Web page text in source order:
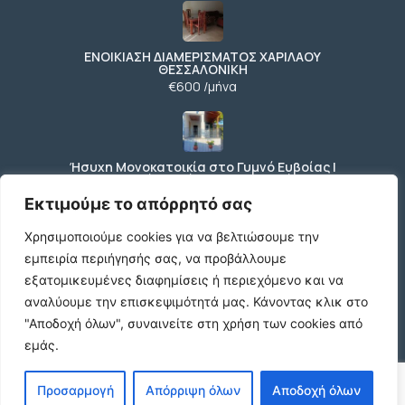
Εκτιμούμε το απόρρητό σας
Χρησιμοποιούμε cookies για να βελτιώσουμε την
εμπειρία περιήγησής σας, να προβάλλουμε
εξατομικευμένες διαφημίσεις ή περιεχόμενο και να
αναλύουμε την επισκεψιμότητά μας. Κάνοντας κλικ στο
"Αποδοχή όλων", συναινείτε στη χρήση των cookies από
εμάς.
Προσαρμογή Απόρριψη όλων Αποδοχή όλων
ΕΝΟΙΚΙΑΣΗ ΔΙΑΜΕΡΙΣΜΑΤΟΣ ΧΑΡΙΛΑΟΥ
ΘΕΣΣΑΛΟΝΙΚΗ
€600 /μήνα
Ήσυχη Μονοκατοικία στο Γυμνό Ευβοίας |
Κοντά σε Θάλασσα & Βουνό
€52 /μήνα
ΕΝΟΙΚΙΑΣΗ ΔΙΑΜΕΡΙΣΜΑΤΟΣ ΧΑΡΙΛΑΟΥ
ΘΕΣΣΑΛΟΝΙΚΗ
€600 /μήνα
Κωδικος ακινητου Μ480 καταστημα στον
Ευοσμο